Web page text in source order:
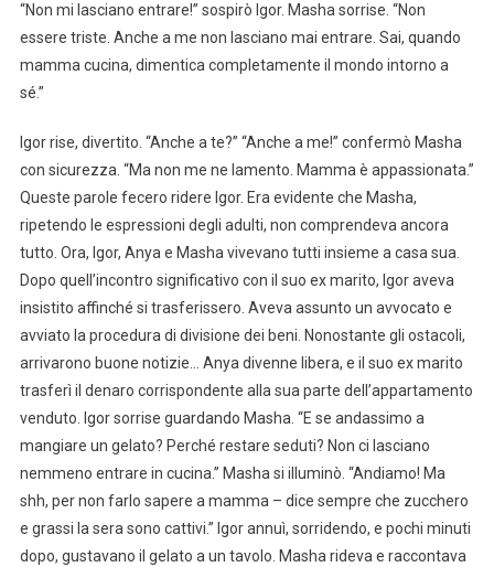
“Non mi lasciano entrare!” sospirò Igor. Masha sorrise. “Non
essere triste. Anche a me non lasciano mai entrare. Sai, quando
mamma cucina, dimentica completamente il mondo intorno a
sé.”
Igor rise, divertito. “Anche a te?” “Anche a me!” confermò Masha
con sicurezza. “Ma non me ne lamento. Mamma è appassionata.”
Queste parole fecero ridere Igor. Era evidente che Masha,
ripetendo le espressioni degli adulti, non comprendeva ancora
tutto. Ora, Igor, Anya e Masha vivevano tutti insieme a casa sua.
Dopo quell’incontro significativo con il suo ex marito, Igor aveva
insistito affinché si trasferissero. Aveva assunto un avvocato e
avviato la procedura di divisione dei beni. Nonostante gli ostacoli,
arrivarono buone notizie… Anya divenne libera, e il suo ex marito
trasferì il denaro corrispondente alla sua parte dell’appartamento
venduto. Igor sorrise guardando Masha. “E se andassimo a
mangiare un gelato? Perché restare seduti? Non ci lasciano
nemmeno entrare in cucina.” Masha si illuminò. “Andiamo! Ma
shh, per non farlo sapere a mamma – dice sempre che zucchero
e grassi la sera sono cattivi.” Igor annuì, sorridendo, e pochi minuti
dopo, gustavano il gelato a un tavolo. Masha rideva e raccontava